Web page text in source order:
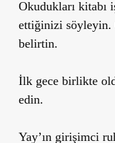
Okudukları kitabı
ettiğinizi söyleyin.
belirtin.
İlk gece birlikte
edin.
Yay’ın girişimci